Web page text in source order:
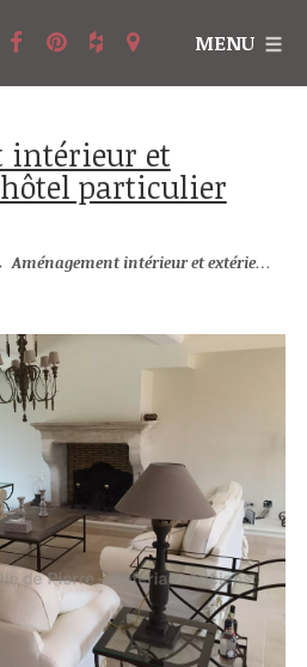
MENU
particulier
Aménagement intérieur et extérieur d'un hôtel particulier varois